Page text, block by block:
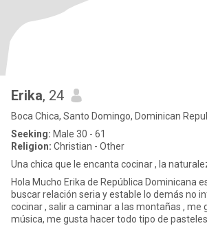
Erika, 24
Boca Chica, Santo Domingo, Dominican
Seeking: Male 30 - 61
Religion: Christian - Other
Una chica que le encanta cocinar , la
Hola Mucho Erika de República Dominicana
buscar relación seria y estable lo demás no
cocinar , salir a caminar a las montañas , me gusta escuchar
música, me gusta hacer todo tipo de